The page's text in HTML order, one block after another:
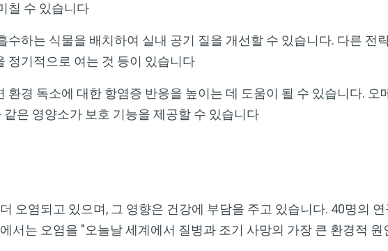
칠 수 있습니다
수하는 식물을 배치하여 실내 공기 질을 개선할 수 있습니다. 다른 전
정기적으로 여는 것 등이 있습니다
환경 독소에 대한 항염증 반응을 높이는 데 도움이 될 수 있습니다. 오
같은 영양소가 보호 기능을 제공할 수 있습니다
오염되고 있으며, 그 영향은 건강에 부담을 주고 있습니다. 40명의
서는 오염을 "오늘날 세계에서 질병과 조기 사망의 가장 큰 환경적